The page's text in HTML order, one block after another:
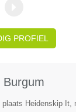
PROFIEL
Burgum
plaats Heidenskip It,